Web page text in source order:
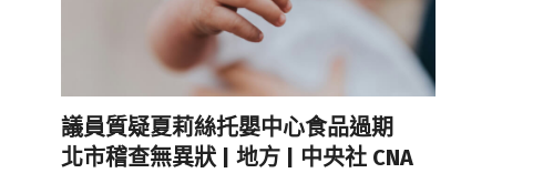
議員質疑夏莉絲托嬰中心食品過期
北市稽查無異狀 | 地方 | 中央社 CNA